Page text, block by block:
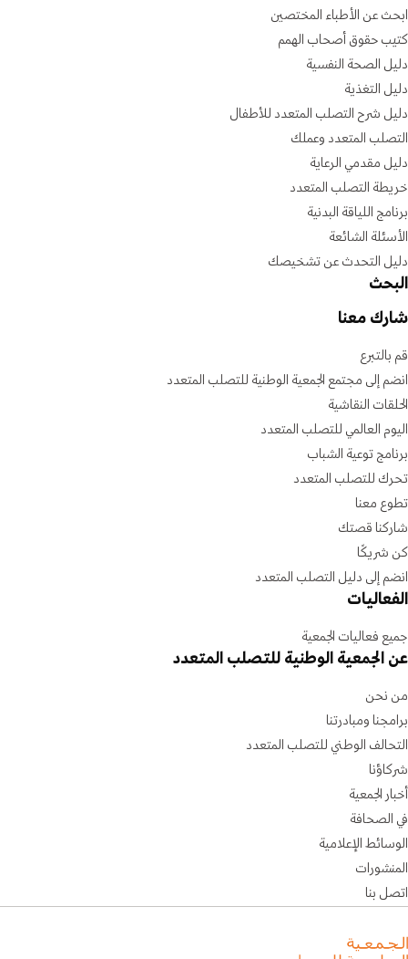
ابحث عن الأطباء المختصين
كتيب حقوق أصحاب الهمم
دليل الصحة النفسية
دليل التغذية
دليل شرح التصلب المتعدد للأطفال
التصلب المتعدد وعملك
دليل مقدمي الرعاية
خريطة التصلب المتعدد
برنامج اللياقة البدنية
الأسئلة الشائعة
دليل التحدث عن تشخيصك
البحث
شارك معنا
قم بالتبرع
انضم إلى مجتمع الجمعية الوطنية للتصلب المتعدد
الحلقات النقاشية
اليوم العالمي للتصلب المتعدد
برنامج توعية الشباب
تحرك للتصلب المتعدد
تطوع معنا
شاركنا قصتك
كن شريكًا
انضم إلى دليل التصلب المتعدد
الفعاليات
جميع فعاليات الجمعية
عن الجمعية الوطنية للتصلب المتعدد
من نحن
برامجنا ومبادرتنا
التحالف الوطني للتصلب المتعدد
شركاؤنا
أخبار الجمعية
في الصحافة
الوسائط الإعلامية
المنشورات
اتصل بنا